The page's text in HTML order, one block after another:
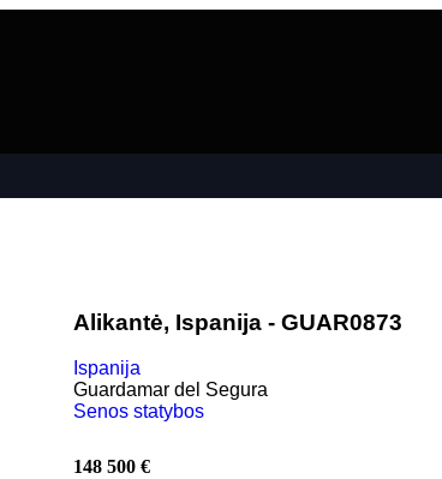
Alikantė, Ispanija - GUAR0873
Ispanija
Guardamar del Segura
Senos statybos
148 500 €